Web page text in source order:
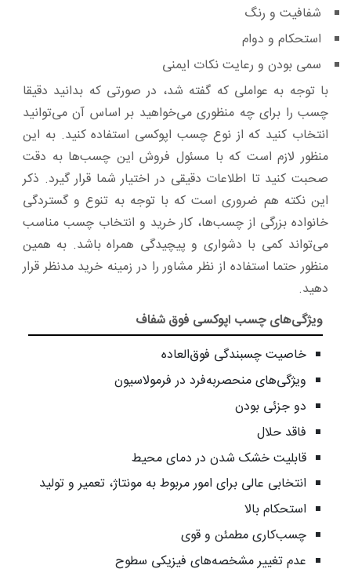
شفافیت و رنگ
استحکام و دوام
سمی بودن و رعایت نکات ایمنی
با توجه به عواملی که گفته شد، در صورتی که بدانید دقیقا
چسب را برای چه منظوری می‌خواهید بر اساس آن می‌توانید
انتخاب کنید که از نوع چسب اپوکسی استفاده کنید. به این
منظور لازم است که با مسئول فروش این چسب‌ها به دقت
صحبت کنید تا اطلاعات دقیقی در اختیار شما قرار گیرد. ذکر
این نکته هم ضروری است که با توجه به تنوع و گستردگی
خانواده بزرگی از چسب‌ها، کار خرید و انتخاب چسب مناسب
می‌تواند کمی با دشواری و پیچیدگی همراه باشد. به همین
منظور حتما استفاده از نظر مشاور را در زمینه خرید مدنظر قرار
دهید.
ویژگی‌های چسب اپوکسی فوق شفاف
خاصیت چسبندگی فوق‌العاده
ویژگی‌های منحصربه‌فرد در فرمولاسیون
دو جزئی بودن
فاقد حلال
قابلیت خشک شدن در دمای محیط
انتخابی عالی برای امور مربوط به مونتاژ،‌ تعمیر و تولید
استحکام بالا
چسب‌کاری مطمئن و قوی
عدم تغییر مشخصه‌های فیزیکی سطوح